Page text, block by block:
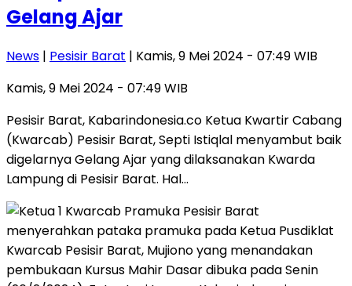
Gelang Ajar
News | Pesisir Barat | Kamis, 9 Mei 2024 - 07:49 WIB
Kamis, 9 Mei 2024 - 07:49 WIB
Pesisir Barat, Kabarindonesia.co Ketua Kwartir Cabang
(Kwarcab) Pesisir Barat, Septi Istiqlal menyambut baik
digelarnya Gelang Ajar yang dilaksanakan Kwarda
Lampung di Pesisir Barat. Hal…